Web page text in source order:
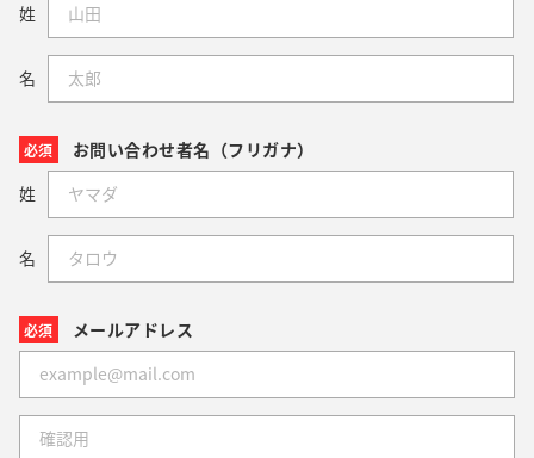
姓
名
必須
お問い合わせ者名（フリガナ）
姓
名
必須 メールアドレス